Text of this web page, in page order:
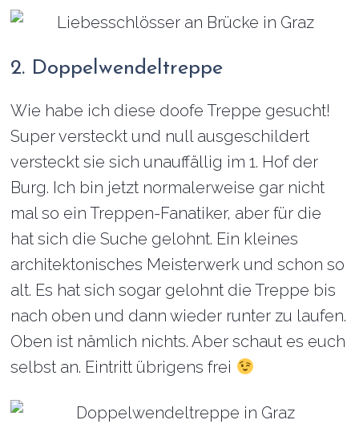
2. Doppelwendeltreppe
Wie habe ich diese doofe Treppe gesucht!
Super versteckt und null ausgeschildert
versteckt sie sich unauffällig im 1. Hof der
Burg. Ich bin jetzt normalerweise gar nicht
mal so ein Treppen-Fanatiker, aber für die
hat sich die Suche gelohnt. Ein kleines
architektonisches Meisterwerk und schon so
alt. Es hat sich sogar gelohnt die Treppe bis
nach oben und dann wieder runter zu laufen.
Oben ist nämlich nichts. Aber schaut es euch
selbst an. Eintritt übrigens frei